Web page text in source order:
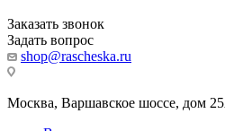
Заказать звонок
Задать вопрос
shop@rascheska.ru
Москва, Варшавское шоссе, дом